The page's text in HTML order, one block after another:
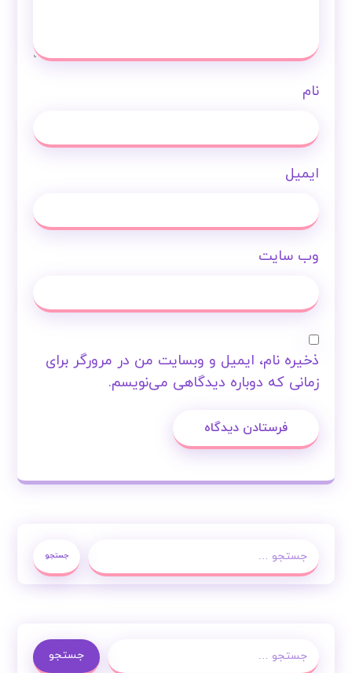
نام
ایمیل
وب‌ سایت
ذخیره نام، ایمیل و وبسایت من در مرورگر برای
زمانی که دوباره دیدگاهی می‌نویسم.
فرستادن دیدگاه
جستجو
جستجو